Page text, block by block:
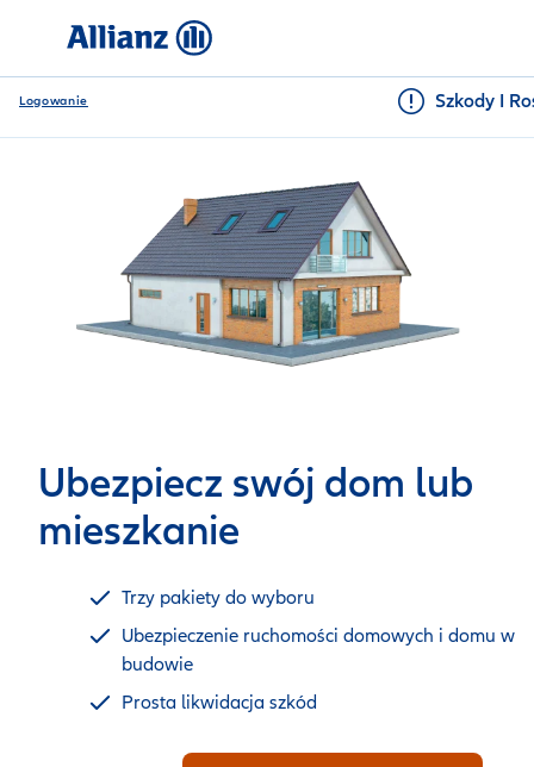
Logowanie Szkody I
Ubezpiecz swój dom lub
mieszkanie
Trzy pakiety do wyboru
Ubezpieczenie ruchomości domowych i domu w
budowie
Prosta likwidacja szkód